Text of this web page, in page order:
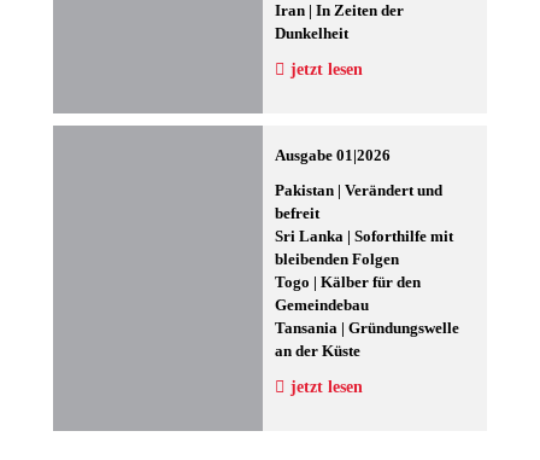
Iran | In Zeiten der
Dunkelheit
jetzt lesen
Ausgabe 01|2026
Pakistan | Verändert und
befreit
Sri Lanka | Soforthilfe mit
bleibenden Folgen
Togo | Kälber für den
Gemeindebau
Tansania | Gründungswelle
an der Küste
jetzt lesen